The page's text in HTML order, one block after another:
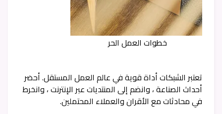
خطوات العمل الحر
تعتبر الشبكات أداة قوية في عالم العمل المستقل. أحضر
أحداث الصناعة ، وانضم إلى المنتديات عبر الإنترنت ، وانخرط
في محادثات مع الأقران والعملاء المحتملين.